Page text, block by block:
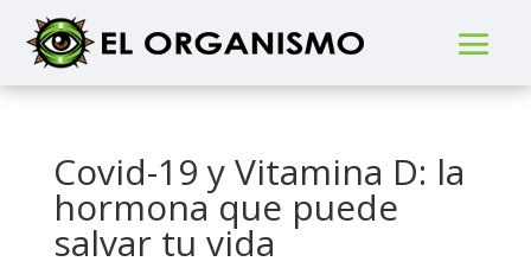
Covid-19 y Vitamina D: la
hormona que puede
salvar tu vida